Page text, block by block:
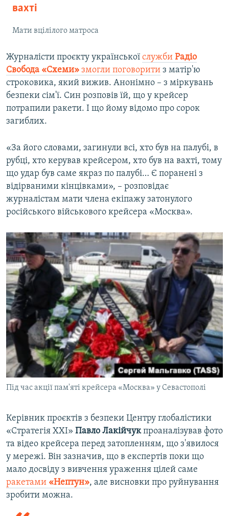
вахті
Мати вцілілого матроса
Журналісти проєкту української служби Радіо
Свобода «Схеми» змогли поговорити з матір'ю
строковика, який вижив. Анонімно – з міркувань
безпеки сім'ї. Син розповів їй, що у крейсер
потрапили ракети. І що йому відомо про сорок
загиблих.
«За його словами, загинули всі, хто був на палубі, в
рубці, хто керував крейсером, хто був на вахті, тому
що удар був саме якраз по палубі… Є поранені з
відірваними кінцівками», – розповідає
журналістам мати члена екіпажу затонулого
російського військового крейсера «Москва».
Під час акції пам'яті крейсера «Москва» у Севастополі
Керівник проєктів з безпеки Центру глобалістики
«Стратегія ХХІ» Павло Лакійчукпроаналізував фото
та відео крейсера перед затопленням, що з'явилося
у мережі. Він зазначив, що в експертів поки що
мало досвіду з вивчення ураження цілей саме
ракетами «Нептун», але висновки про руйнування
зробити можна.